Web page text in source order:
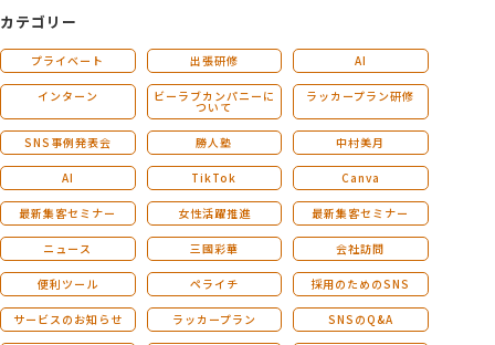
カテゴリー
プライベート 出張研修 AI
インターン ビーラブカンパニーに
ついて
ラッカープラン研修
SNS事例発表会 勝人塾 中村美月
AI TikTok Canva
最新集客セミナー 女性活躍推進 最新集客セミナー
ニュース 三國彩華 会社訪問
便利ツール ペライチ 採用のためのSNS
サービスのお知らせ ラッカープラン SNSのQ&A